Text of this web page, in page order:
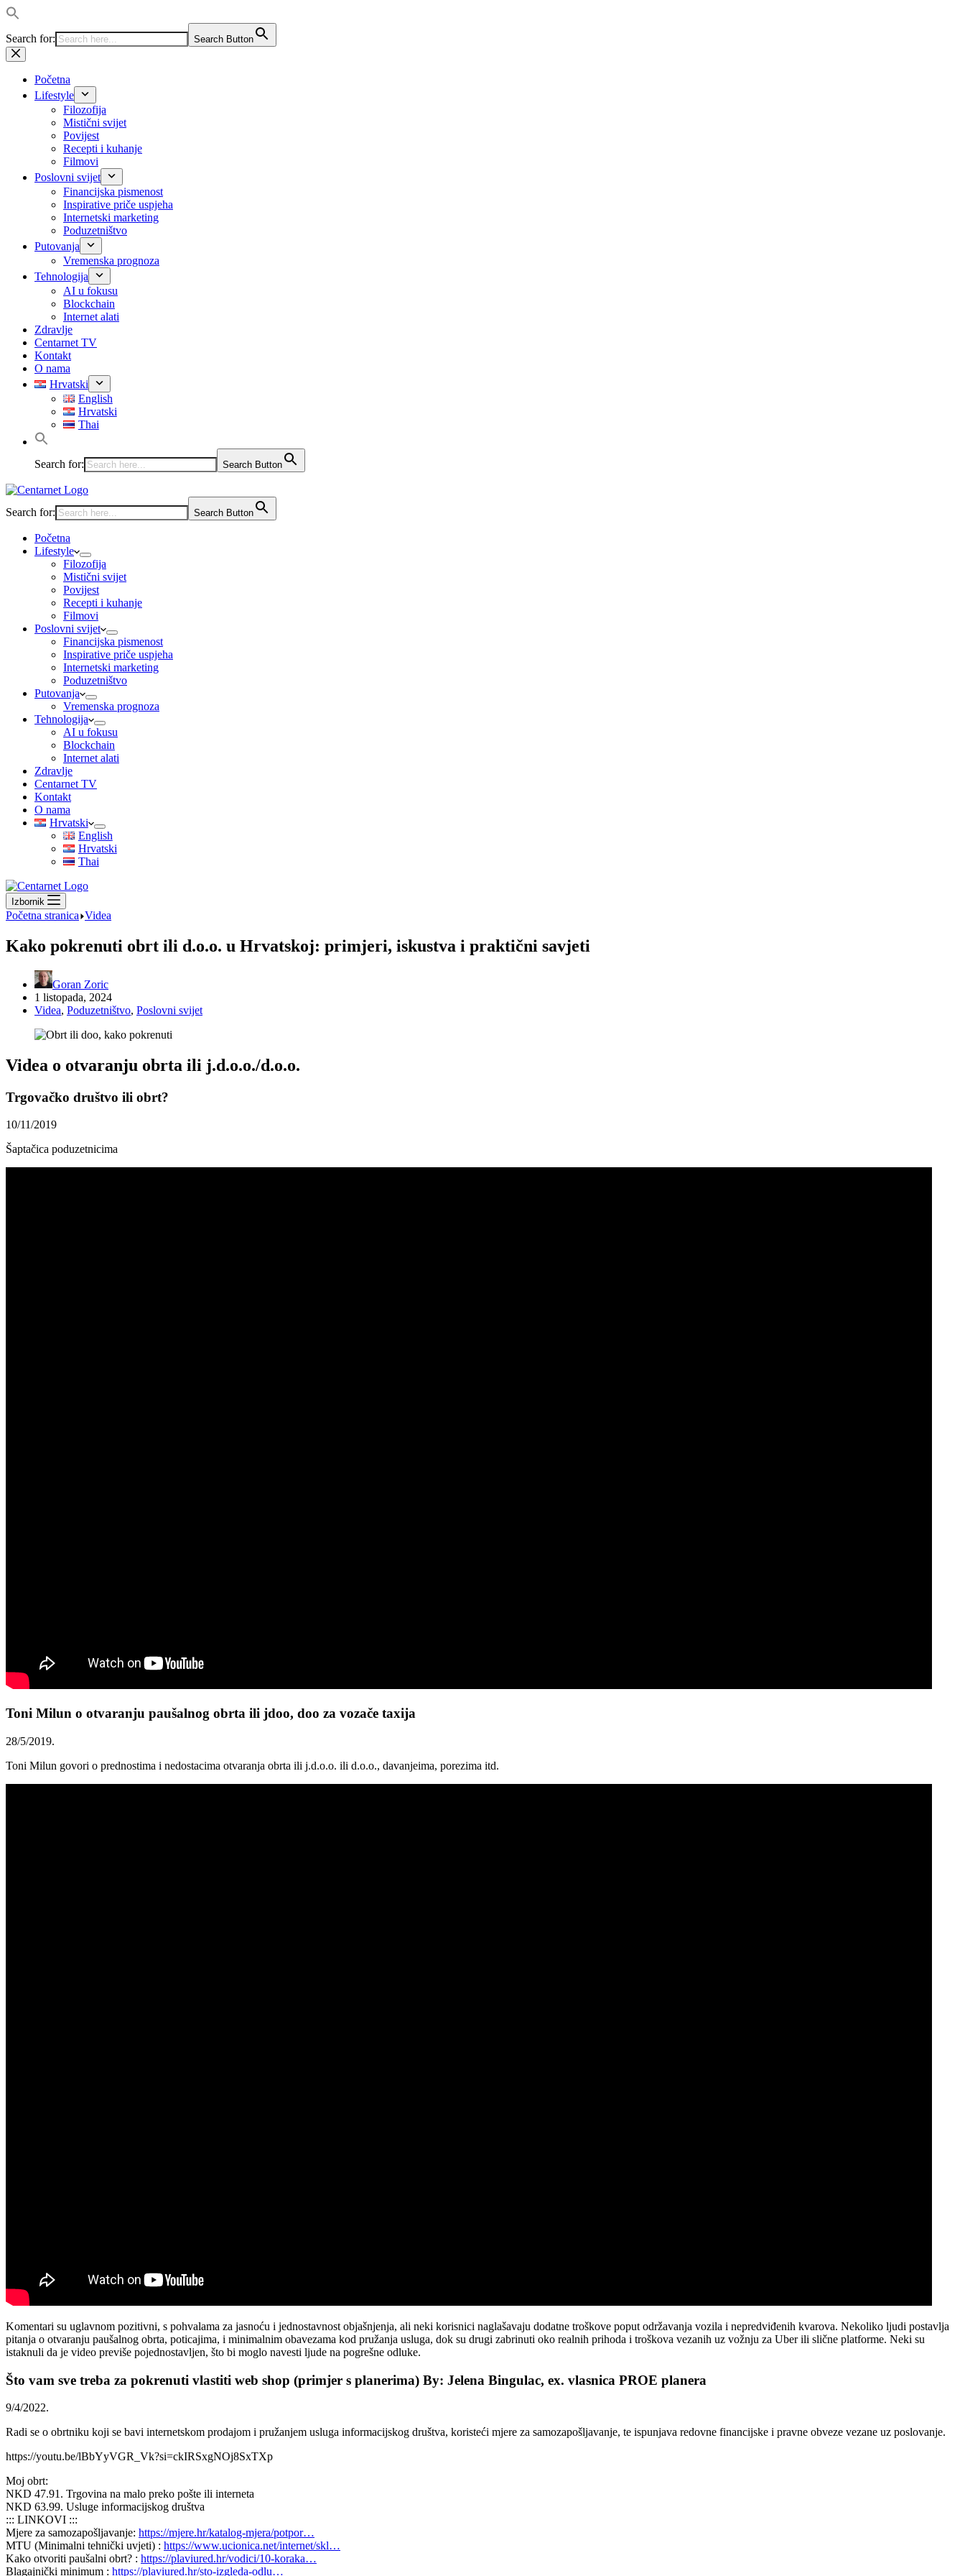
Search for: Search Button
Preskoči
na
sadržajPočetna
Lifestyle
Filozofija
Mistični svijet
Povijest
Recepti i kuhanje
Filmovi
Poslovni svijet
Financijska pismenost
Inspirative priče uspjeha
Internetski marketing
Poduzetništvo
Putovanja
Vremenska prognoza
Tehnologija
AI u fokusu
Blockchain
Internet alati
Zdravlje
Centarnet TV
Kontakt
O nama
Hrvatski
English
Hrvatski
Thai
Search for: Search Button
Search for: Search Button
Početna
Lifestyle
Filozofija
Mistični svijet
Povijest
Recepti i kuhanje
Filmovi
Poslovni svijet
Financijska pismenost
Inspirative priče uspjeha
Internetski marketing
Poduzetništvo
Putovanja
Vremenska prognoza
Tehnologija
AI u fokusu
Blockchain
Internet alati
Zdravlje
Centarnet TV
Kontakt
O nama
Hrvatski
English
Hrvatski
Thai
Izbornik
Početna stranica Videa
Kako pokrenuti obrt ili d.o.o. u Hrvatskoj: primjeri, iskustva i praktični savjeti
Goran Zoric
1 listopada, 2024
Videa, Poduzetništvo, Poslovni svijet
Videa o otvaranju obrta ili j.d.o.o./d.o.o.
Trgovačko društvo ili obrt?
10/11/2019
Šaptačica poduzetnicima
Toni Milun o otvaranju paušalnog obrta ili jdoo, doo za vozače taxija
28/5/2019.
Toni Milun govori o prednostima i nedostacima otvaranja obrta ili j.d.o.o. ili d.o.o., davanjeima, porezima itd.
Komentari su uglavnom pozitivni, s pohvalama za jasnoću i jednostavnost objašnjenja, ali neki korisnici naglašavaju dodatne troškove poput održavanja vozila i nepredviđenih kvarova. Nekoliko ljudi postavlja
pitanja o otvaranju paušalnog obrta, poticajima, i minimalnim obavezama kod pružanja usluga, dok su drugi zabrinuti oko realnih prihoda i troškova vezanih uz vožnju za Uber ili slične platforme. Neki su
istaknuli da je video previše pojednostavljen, što bi moglo navesti ljude na pogrešne odluke.
Što vam sve treba za pokrenuti vlastiti web shop (primjer s planerima) By: Jelena Bingulac, ex. vlasnica PROE planera
9/4/2022.
Radi se o obrtniku koji se bavi internetskom prodajom i pružanjem usluga informacijskog društva, koristeći mjere za samozapošljavanje, te ispunjava redovne financijske i pravne obveze vezane uz poslovanje.
https://youtu.be/lBbYyVGR_Vk?si=ckIRSxgNOj8SxTXp
Moj obrt:
NKD 47.91. Trgovina na malo preko pošte ili interneta
NKD 63.99. Usluge informacijskog društva
::: LINKOVI :::
Mjere za samozapošljavanje: https://mjere.hr/katalog-mjera/potpor…
MTU (Minimalni tehnički uvjeti) : https://www.ucionica.net/internet/skl…
Kako otvoriti paušalni obrt? : https://plaviured.hr/vodici/10-koraka…
Blagajnički minimum : https://plaviured.hr/sto-izgleda-odlu…